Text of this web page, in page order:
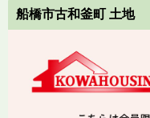
船橋市古和釜町 土地